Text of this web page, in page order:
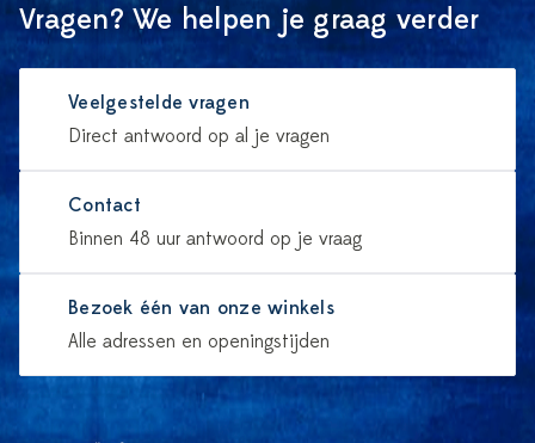
Vragen? We helpen je graag verder
Veelgestelde vragen
Direct antwoord op al je vragen
Contact
Binnen 48 uur antwoord op je vraag
Bezoek één van onze winkels
Alle adressen en openingstijden